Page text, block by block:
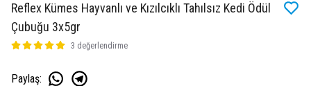
Reflex Kümes Hayvanlı ve Kızılcıklı Tahılsız Kedi Ödül
Çubuğu 3x5gr
3 değerlendirme
Paylaş: